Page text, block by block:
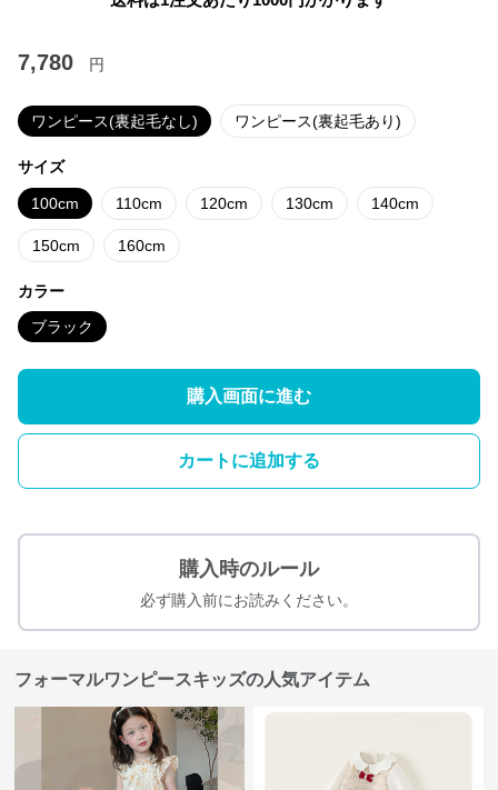
7,780 円
ワンピース(裏起毛なし) ワンピース(裏起毛あり)
サイズ
100cm 110cm 120cm 130cm 140cm
150cm 160cm
カラー
ブラック
購入画面に進む
カートに追加する
購入時のルール
必ず購入前にお読みください。
フォーマルワンピースキッズの人気アイテム